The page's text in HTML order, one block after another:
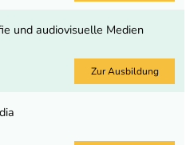
und audiovisuelle Medien
Zur Ausbildung